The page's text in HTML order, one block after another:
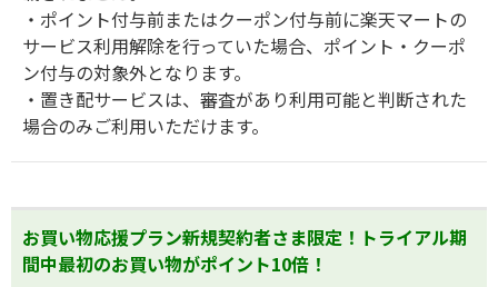
・ポイント付与前またはクーポン付与前に楽天マートの
サービス利用解除を行っていた場合、ポイント・クーポ
ン付与の対象外となります。
・置き配サービスは、審査があり利用可能と判断された
場合のみご利用いただけます。
お買い物応援プラン新規契約者さま限定！トライアル期
間中最初のお買い物がポイント10倍！